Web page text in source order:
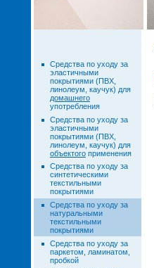
Средства по уходу за
эластичными
покрытиями (ПВХ,
линолеум, каучук) для
домашнего
употребления
Средства по уходу за
эластичными
покрытиями (ПВХ,
линолеум, каучук) для
объектогоприменения
Средства по уходу за
синтетическими
текстильными
покрытиями
Средства по уходу за
натуральными
текстильными
покрытиями
Средства по уходу за
паркетом, ламинатом,
пробкой